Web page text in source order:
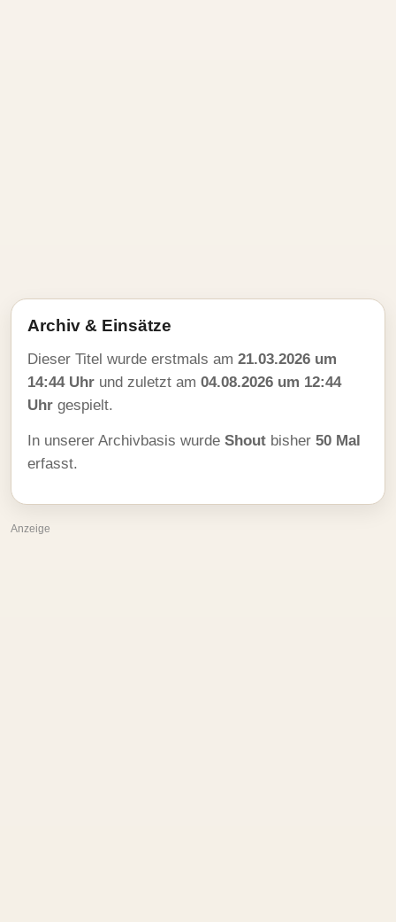
Archiv & Einsätze
Dieser Titel wurde erstmals am 21.03.2026 um
14:44 Uhr und zuletzt am 04.08.2026 um 12:44
Uhr gespielt.
In unserer Archivbasis wurde Shout bisher 50 Mal
erfasst.
Anzeige